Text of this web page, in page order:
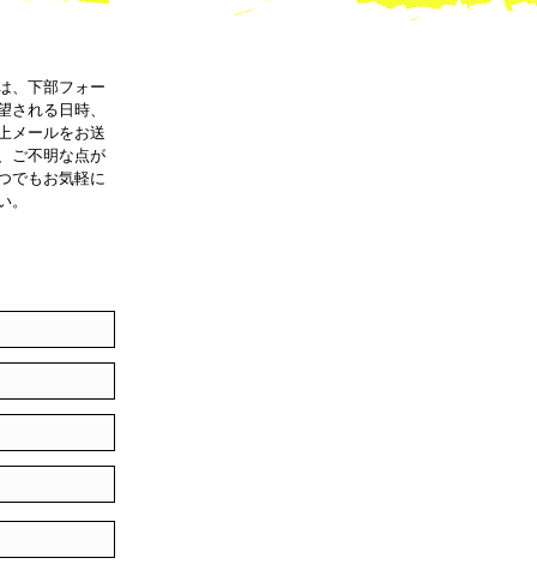
、下部フォー
れる日時、
メールをお送
ご不明な点が
でもお気軽に